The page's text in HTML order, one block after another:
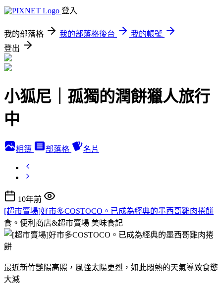
登入
我的部落格 我的部落格後台
我的帳號
登出
小狐尼｜孤獨的潤餅獵人旅行
中
相簿 部落格 名片
10年前
[超市賣場]好市多COSTOCO。已成為經典的墨西哥雞肉捲餅
食。便利商店&超市賣場 美味食記
最近新竹艷陽高照，風強太陽更烈，如此悶熱的天氣導致食慾
大減